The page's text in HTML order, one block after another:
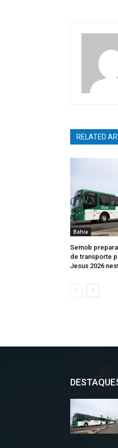
RELATED
Bahia
Semob
de transporte
Jesus 2026